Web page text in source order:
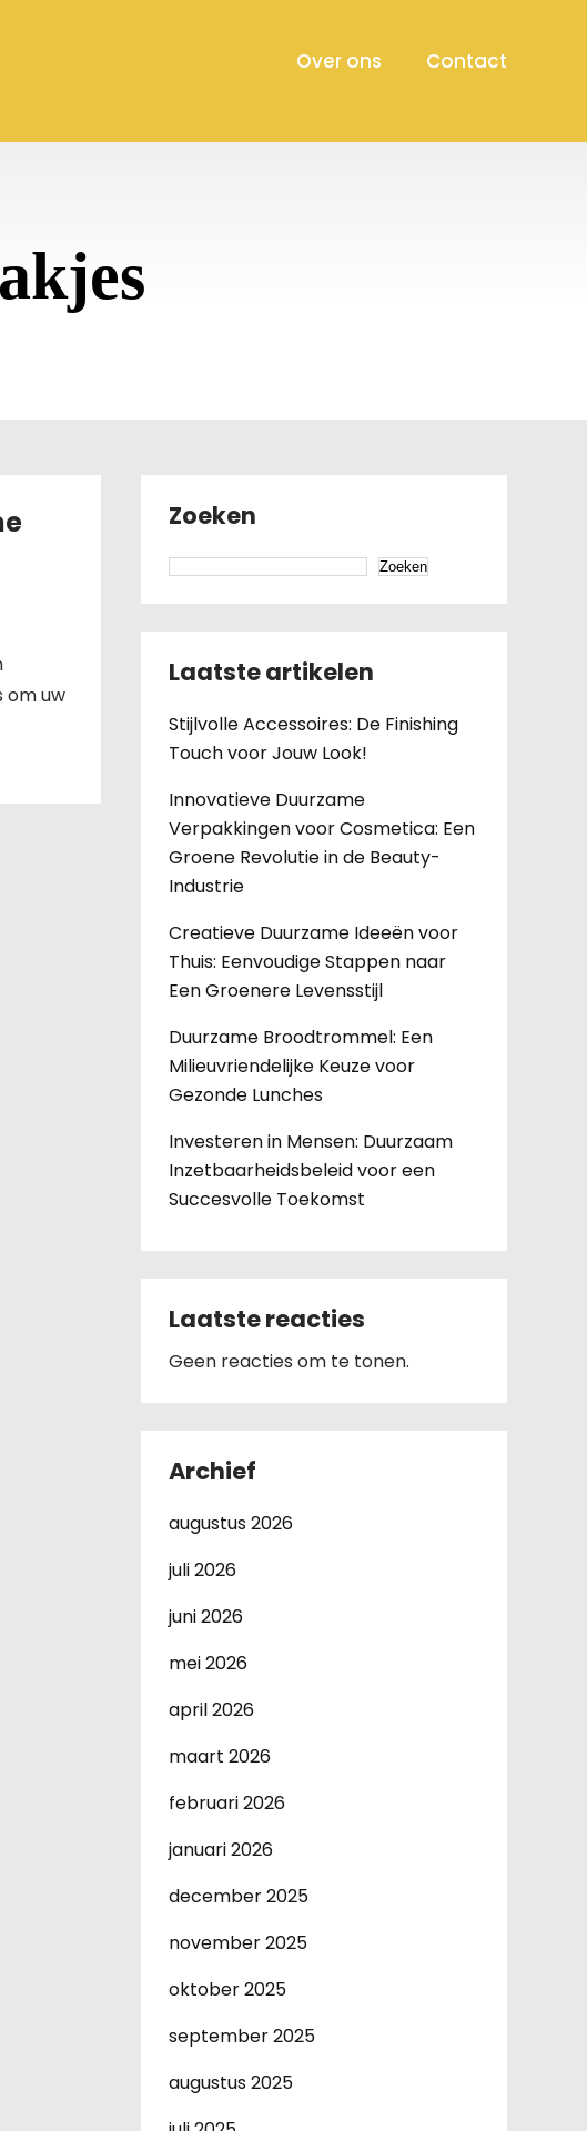
Over ons Contact
om uw
Zoeken
Zoeken
Laatste artikelen
Stijlvolle Accessoires: De Finishing
Touch voor Jouw Look!
Innovatieve Duurzame
Verpakkingen voor Cosmetica: Een
Groene Revolutie in de Beauty-
Industrie
Creatieve Duurzame Ideeën voor
Thuis: Eenvoudige Stappen naar
Een Groenere Levensstijl
Duurzame Broodtrommel: Een
Milieuvriendelijke Keuze voor
Gezonde Lunches
Investeren in Mensen: Duurzaam
Inzetbaarheidsbeleid voor een
Succesvolle Toekomst
Laatste reacties
Geen reacties om te tonen.
Archief
augustus 2026
juli 2026
juni 2026
mei 2026
april 2026
maart 2026
februari 2026
januari 2026
december 2025
november 2025
oktober 2025
september 2025
augustus 2025